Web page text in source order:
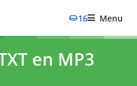
16 Menu
en MP3